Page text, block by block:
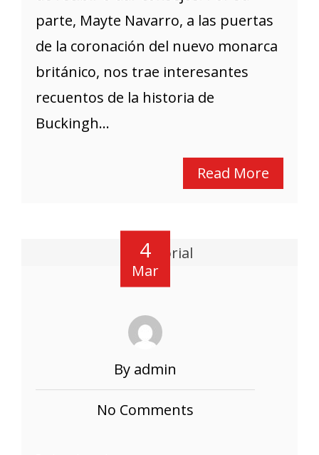
parte, Mayte Navarro, a las puertas
de la coronación del nuevo monarca
británico, nos trae interesantes
recuentos de la historia de
Buckingh...
Read More
4
Mar
By admin
No Comments